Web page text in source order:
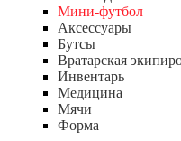
Мини-футбол
Аксессуары
Бутсы
Вратарская
Инвентарь
Медицина
Мячи
Форма